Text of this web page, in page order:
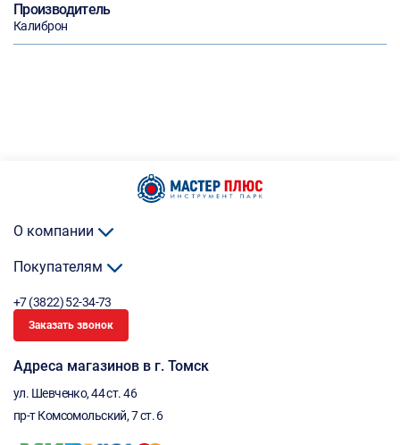
Производитель
Калиброн
О компании
Покупателям
+7 (3822) 52-34-73
Заказать звонок
Адреса магазинов в г. Томск
ул. Шевченко, 44 ст. 46
пр-т Комсомольский, 7 ст. 6